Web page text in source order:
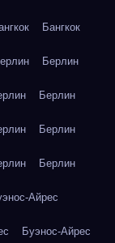
Бангкок
Берлин
Берлин
Берлин
Берлин
Айрес
Буэнос-Айрес